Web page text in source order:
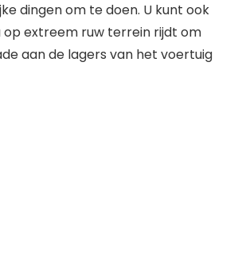
dingen om te doen. U kunt ook
extreem ruw terrein rijdt om
aan de lagers van het voertuig